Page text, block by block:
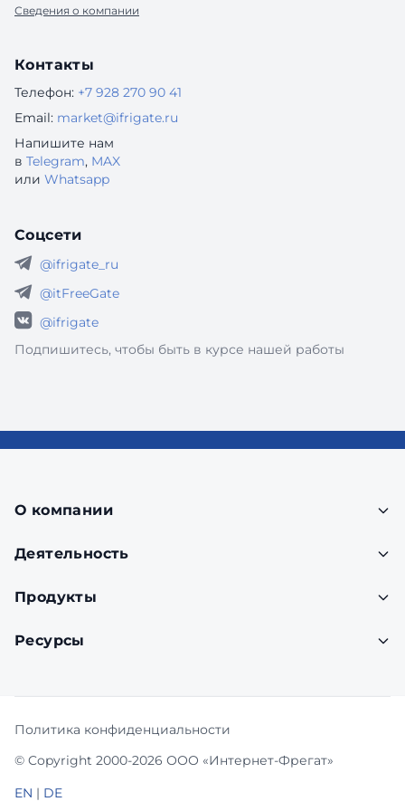
Сведения о компании
Контакты
Телефон: +7 928 270 90 41
Email: market@ifrigate.ru
Напишите нам
в Telegram, MAX
или Whatsapp
Соцсети
@ifrigate_ru
@itFreeGate
@ifrigate
Подпишитесь, чтобы быть в курсе нашей работы
О компании
Деятельность
Продукты
Ресурсы
© Copyright 2000-2026 ООО «Интернет-Фрегат»
EN | DE
Политика конфиденциальности